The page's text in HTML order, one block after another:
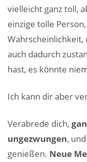
vielleicht ganz toll,
einzige tolle
Wahrscheinlichkeit,
auch dadurch
hast, es könnte
Ich kann dir aber
Verabrede dich,
ungezwungen,
genießen. Neue